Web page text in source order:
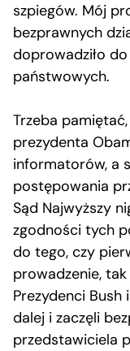
szpiegów. Mój
bezprawnych
doprowadziło
państwowych.
Trzeba
prezydenta
informatorów, a
postępowania
Sąd Najwyższy
zgodności tych
do tego, czy
prowadzenie,
Prezydenci
dalej i zaczęli
przedstawiciela